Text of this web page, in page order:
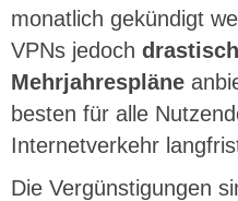
monatlich gekündigt
VPNs jedoch
Mehrjahrespläne
besten für alle
Internetverkehr
Die Vergünstigungen